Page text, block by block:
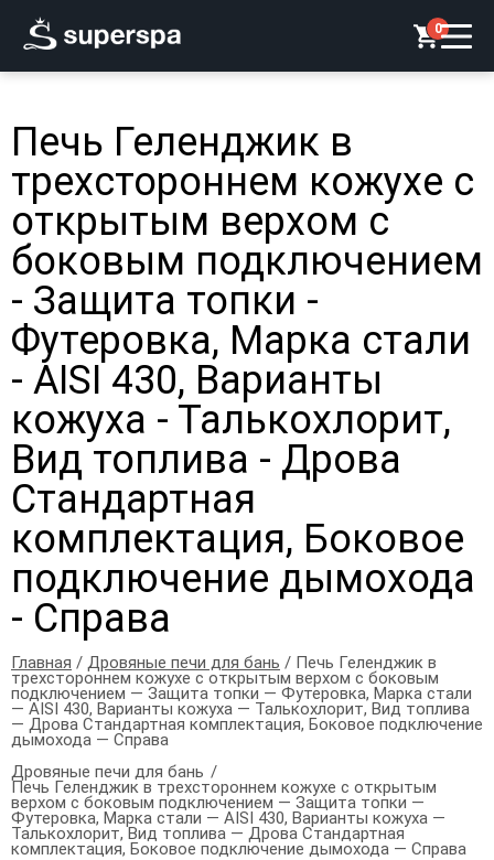
0
Печь Геленджик в
трехстороннем кожухе с
открытым верхом с
боковым подключением
- Защита топки -
Футеровка, Марка стали
- AISI 430, Варианты
кожуха - Талькохлорит,
Вид топлива - Дрова
Стандартная
комплектация, Боковое
подключение дымохода
- Справа
Главная / Дровяные печи для бань / Печь Геленджик в
трехстороннем кожухе с открытым верхом с боковым
подключением — Защита топки — Футеровка, Марка стали
— AISI 430, Варианты кожуха — Талькохлорит, Вид топлива
— Дрова Стандартная комплектация, Боковое подключение
дымохода — Справа
Дровяные печи для бань
Печь Геленджик в трехстороннем кожухе с открытым
верхом с боковым подключением — Защита топки —
Футеровка, Марка стали — AISI 430, Варианты кожуха —
Талькохлорит, Вид топлива — Дрова Стандартная
комплектация, Боковое подключение дымохода — Справа